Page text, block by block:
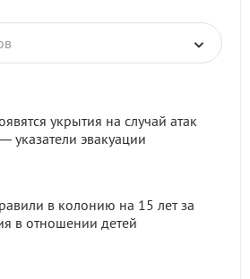
укрытия на случай атак
эвакуации
в колонию на 15 лет за
в отношении детей